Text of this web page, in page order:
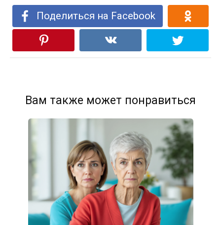
Поделиться на Facebook
Вам также может понравиться